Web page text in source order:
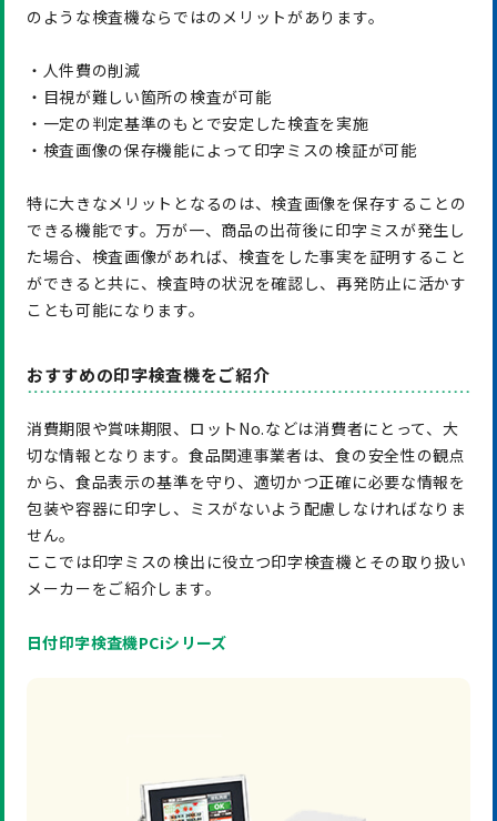
のような検査機ならではのメリットがあります。
・人件費の削減
・目視が難しい箇所の検査が可能
・一定の判定基準のもとで安定した検査を実施
・検査画像の保存機能によって印字ミスの検証が可能
特に大きなメリットとなるのは、検査画像を保存することの
できる機能です。万が一、商品の出荷後に印字ミスが発生し
た場合、検査画像があれば、検査をした事実を証明すること
ができると共に、検査時の状況を確認し、再発防止に活かす
ことも可能になります。
おすすめの印字検査機をご紹介
消費期限や賞味期限、ロットNo.などは消費者にとって、大
切な情報となります。食品関連事業者は、食の安全性の観点
から、食品表示の基準を守り、適切かつ正確に必要な情報を
包装や容器に印字し、ミスがないよう配慮しなければなりま
せん。
ここでは印字ミスの検出に役立つ印字検査機とその取り扱い
メーカーをご紹介します。
日付印字検査機PCiシリーズ